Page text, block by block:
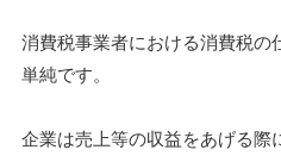
消費税事業者における消費税の
単純です。
企業は売上等の収益をあげる際